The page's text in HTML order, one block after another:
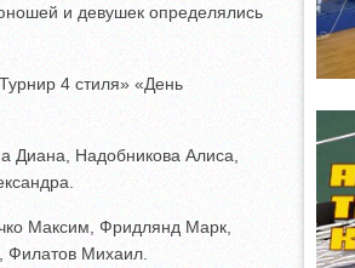
и девушек определялись
4 стиля» «День
Диана, Надобникова Алиса,
Максим, Фридлянд Марк,
Филатов Михаил.